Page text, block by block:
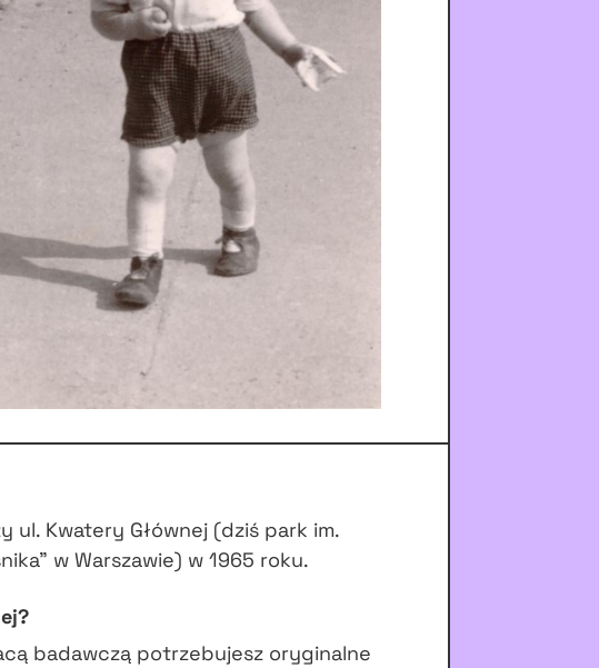
ul. Kwatery Głównej (dziś park im.
w Warszawie) w 1965 roku.
badawczą potrzebujesz oryginalne